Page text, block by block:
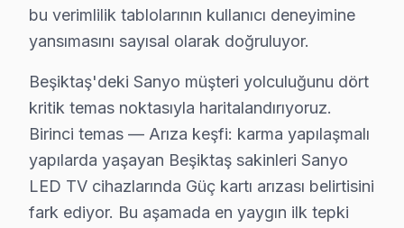
Etiler'de Sanyo TV Servisi
Etiler mahallesinde Sanyo televizyon’lerde yaşanan
Gayrettepe'de Sanyo TV Servisi
Gayrettepe mahallesinde Sanyo televizyonunuz’lerde
Konaklar'da Sanyo TV Servisi
Konaklar mahallesinde Sanyo televizyon’lerin
bu verimlilik tablolarının kullanıcı deneyimine
yansımasını sayısal olarak doğruluyor.
Beşiktaş'deki Sanyo müşteri yolculuğunu dört
kritik temas noktasıyla haritalandırıyoruz.
Birinci temas — Arıza keşfi: karma yapılaşmalı
yapılarda yaşayan Beşiktaş sakinleri Sanyo
LED TV cihazlarında Güç kartı arızası belirtisini
fark ediyor. Bu aşamada en yaygın ilk tepki